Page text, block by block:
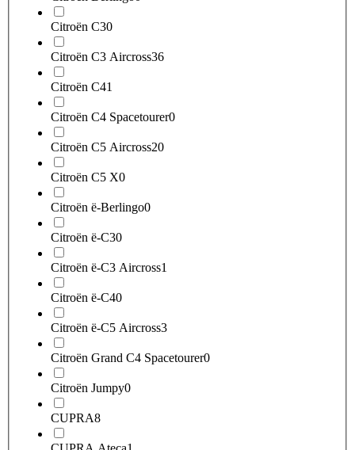
Citroën C30
Citroën C3 Aircross36
Citroën C41
Citroën C4 Spacetourer0
Citroën C5 Aircross20
Citroën C5 X0
Citroën ë-Berlingo0
Citroën ë-C30
Citroën ë-C3 Aircross1
Citroën ë-C40
Citroën ë-C5 Aircross3
Citroën Grand C4 Spacetourer0
Citroën Jumpy0
CUPRA8